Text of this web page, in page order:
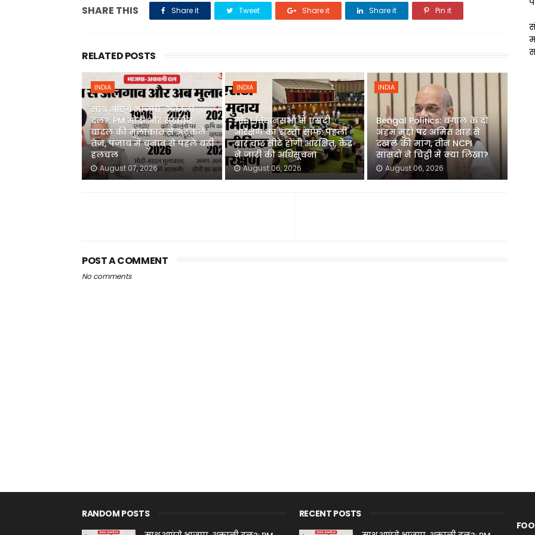
SHARE THIS Share it Tweet Share it Share it Pin it
RELATED POSTS
INDIA
साथ आएंगे भाजपा-अकाली
दल?: PM मोदी और सुखबीर
बादल की मुलाकात से अटकलें
तेज, पंजाब में चुनाव से पहले बढ़ी
हलचल
August 07, 2026
INDIA
गोवा विधानसभा में एसटी
आरक्षण का रास्ता साफ: पहली
बार चार सीटें होंगी आरक्षित, केंद्र
ने जारी की अधिसूचना
August 06, 2026
INDIA
Bengal Politics: बंगाल के दो
अहम मुद्दों पर अमित शाह से
दखल की मांग, तीन NCPI
सांसदों ने चिट्ठी में क्या लिखा?
August 06, 2026
POST A COMMENT
No comments
RANDOM POSTS RECENT POSTS